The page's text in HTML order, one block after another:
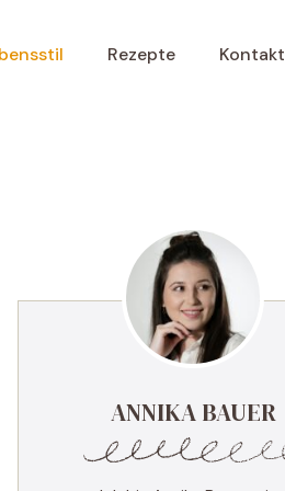
Rezepte Kontakt
ANNIKA BAUER